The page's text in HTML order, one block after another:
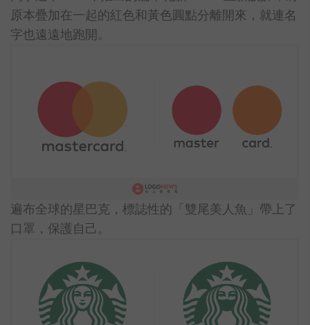
原本疊加在一起的紅色和黃色圓點分離開來，就連名
字也遠遠地跑開。
遍布全球的星巴克，標誌性的「雙尾美人魚」帶上了
口罩，保護自己。